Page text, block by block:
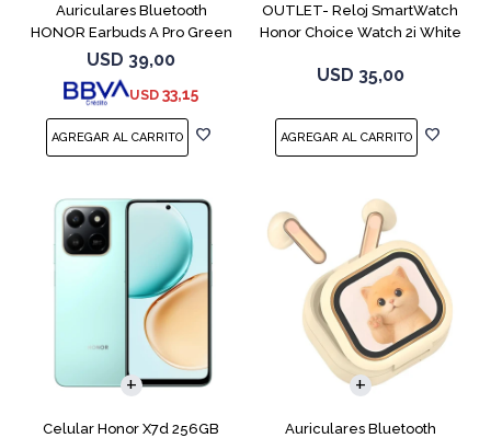
Auriculares Bluetooth
HONOR Earbuds A Pro Green
USD 39,00
USD 33,15
OUTLET- Reloj SmartWatch
Honor Choice Watch 2i White
USD 35,00
Celular Honor X7d 256GB
COMPARAR
Auriculares Bluetooth